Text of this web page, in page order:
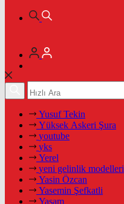
Yusuf Tekin
Yüksek Askeri Şura
youtube
yks
Yerel
yeni gelinlik modelleri
Yasin Özcan
Yasemin Şefkatli
Yaşam